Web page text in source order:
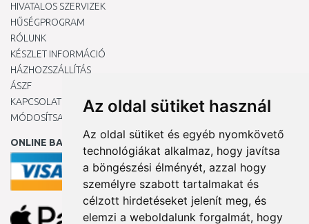
Az oldal sütiket használ
Az oldal sütiket és egyéb nyomkövető
technológiákat alkalmaz, hogy javítsa
a böngészési élményét, azzal hogy
személyre szabott tartalmakat és
célzott hirdetéseket jelenít meg, és
elemzi a weboldalunk forgalmát, hogy
HIVATALOS SZERVIZEK
HŰSÉGPROGRAM
RÓLUNK
KÉSZLET INFORMÁCIÓ
HÁZHOZSZÁLLÍTÁS
ÁSZF
KAPCSOLAT
MÓDOSÍTSA A COOKIE-BEÁLLÍTÁSAIMAT
ONLINE BANKKÁRTYÁVAL